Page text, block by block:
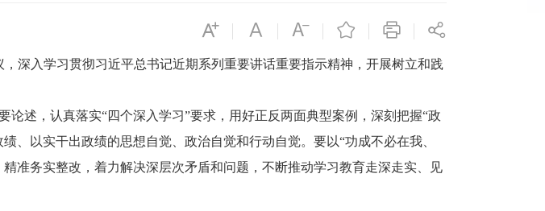
入学习贯彻习近平总书记近期系列重要讲话重要指示精神，开展树立和践
，认真落实“四个深入学习”要求，用好正反两面典型案例，深刻把握“政
、以实干出政绩的思想自觉、政治自觉和行动自觉。要以“功成不必在我、
准务实整改，着力解决深层次矛盾和问题，不断推动学习教育走深走实、见